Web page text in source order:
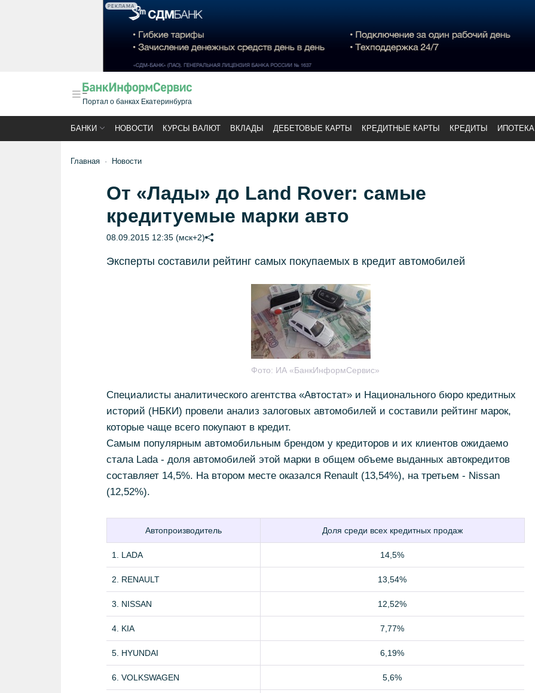
РЕКЛАМА
Портал о банках Екатеринбурга
БАНКИ НОВОСТИ КУРСЫ ВАЛЮТ ВКЛАДЫ ДЕБЕТОВЫЕ КАРТЫ КРЕДИТНЫЕ КАРТЫ КРЕДИТЫ ИПОТЕКА
Главная Новости
От «Лады» до Land Rover: самые
кредитуемые марки авто
08.09.2015 12:35 (мск+2)
Эксперты составили рейтинг самых покупаемых в кредит автомобилей
Фото: ИА «БанкИнформСервис»
Специалисты аналитического агентства «Автостат» и Национального бюро кредитных
историй (НБКИ) провели анализ залоговых автомобилей и составили рейтинг марок,
которые чаще всего покупают в кредит.
Самым популярным автомобильным брендом у кредиторов и их клиентов ожидаемо
стала Lada - доля автомобилей этой марки в общем объеме выданных автокредитов
составляет 14,5%. На втором месте оказался Renault (13,54%), на третьем - Nissan
(12,52%).
Автопроизводитель Доля среди всех кредитных продаж
1. LADA 14,5%
2. RENAULT 13,54%
3. NISSAN 12,52%
4. KIA 7,77%
5. HYUNDAI 6,19%
6. VOLKSWAGEN 5,6%